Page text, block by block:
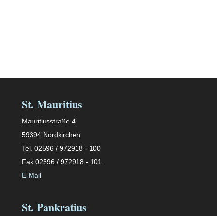
St. Mauritius
Mauritiusstraße 4
59394 Nordkirchen
Tel. 02596 / 972918 - 100
Fax 02596 / 972918 - 101
E-Mail
St. Pankratius